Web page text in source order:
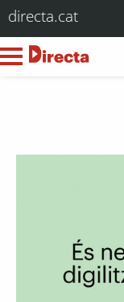
directa.cat